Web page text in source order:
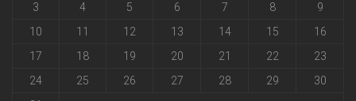
3
4 5 6 7 8
9
10
11 12 13 14 15
16
17
18 19 20 21 22
23
24
25 26 27 28 29
30